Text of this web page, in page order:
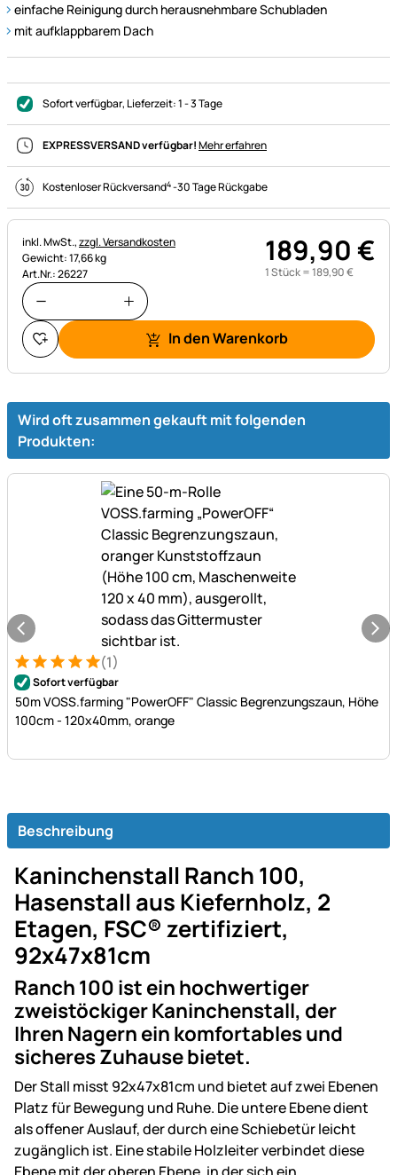
einfache Reinigung durch herausnehmbare Schubladen
mit aufklappbarem Dach
Sofort verfügbar, Lieferzeit:1 - 3 Tage
EXPRESSVERSAND verfügbar!Mehr erfahren
Kostenloser Rückversand4-30 Tage Rückgabe
Steuerhinweis:
inkl. MwSt.,zzgl. Versandkosten
Gewicht: 17,66 kg
Art.Nr.: 26227
189,90€
1 Stück =189,90€
In den Warenkorb
Wird oft zusammen gekauft mit folgenden
Produkten:
Bewertung: 5 von 5 (1 Bewertungen)
1 Bewertung (1)
Sofort verfügbar
50m VOSS.farming "PowerOFF" Classic Begrenzungszaun, Höhe
100cm - 120x40mm, orange
Beschreibung
Kaninchenstall Ranch 100,
Hasenstall aus Kiefernholz, 2
Etagen, FSC® zertifiziert,
92x47x81cm
Ranch 100 ist ein hochwertiger
zweistöckiger Kaninchenstall, der
Ihren Nagern ein komfortables und
sicheres Zuhause bietet.
Der Stall misst 92x47x81cm und bietet auf zwei Ebenen
Platz für Bewegung und Ruhe. Die untere Ebene dient
als offener Auslauf, der durch eine Schiebetür leicht
zugänglich ist. Eine stabile Holzleiter verbindet diese